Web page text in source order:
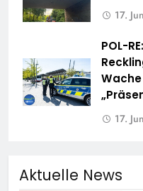
17.
POL-
17.
Aktuelle News